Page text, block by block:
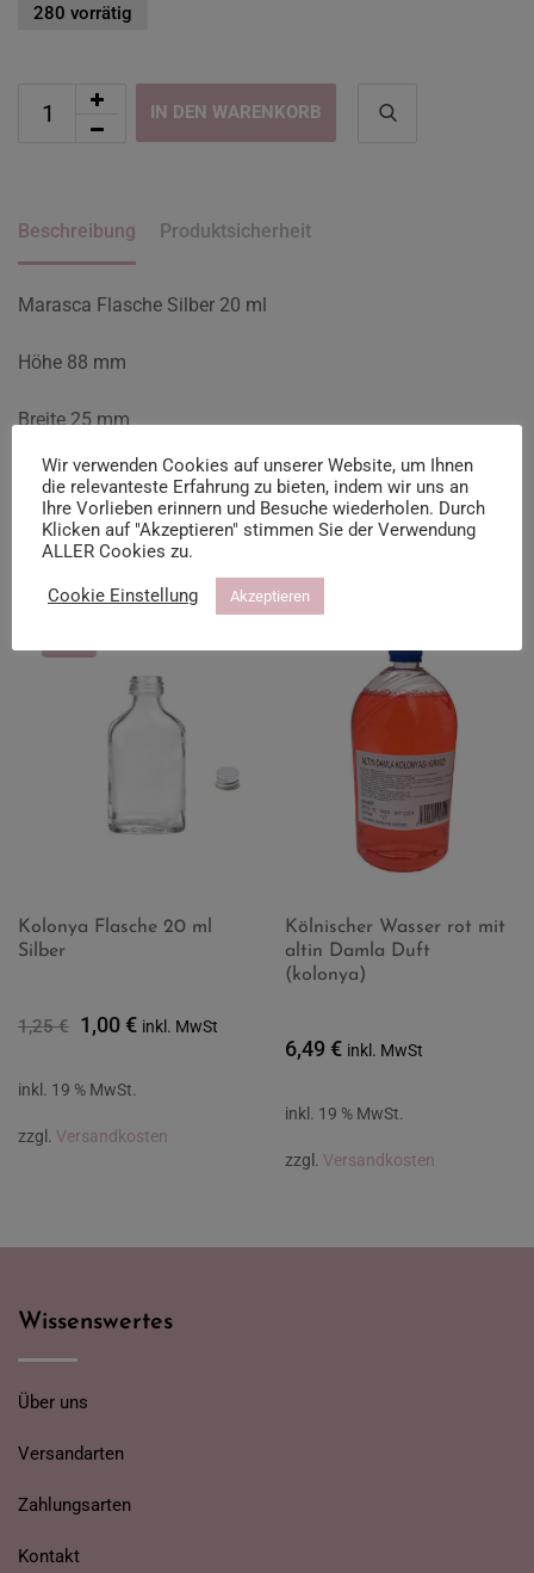
280 vorrätig
IN DEN WARENKORB
Beschreibung Produktsicherheit
Marasca Flasche Silber 20 ml
Höhe 88 mm
Breite 25 mm
Tiefe 25 mm
Ähnliche Produkte
Kolonya Flasche 20 ml
Silber
1,25€ Ursprünglicher
war:
1,00 €Aktueller
inkl. MwSt
inkl. 19 % MwSt.
zzgl. Versandkosten
Kölnischer Wasser rot mit
altin Damla Duft
(kolonya)
6,49 € inkl. MwSt
inkl. 19 % MwSt.
zzgl. Versandkosten
Wissenswertes
Über uns
Versandarten
Zahlungsarten
Kontakt
Wir verwenden Cookies auf unserer Website, um Ihnen
die relevanteste Erfahrung zu bieten, indem wir uns an
Ihre Vorlieben erinnern und Besuche wiederholen. Durch
Klicken auf "Akzeptieren" stimmen Sie der Verwendung
ALLER Cookies zu.
Cookie Einstellung Akzeptieren